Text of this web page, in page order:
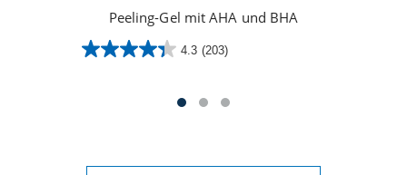
Peeling-Gel mit AHA und BHA
4.3 (203)
4.3